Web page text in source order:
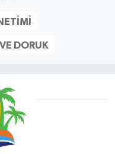
DORUK